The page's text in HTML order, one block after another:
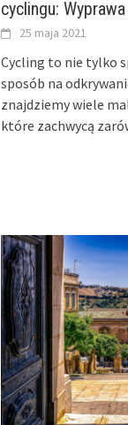
cyclingu:
25 maja 2021
Cycling to nie tylko
sposób na
znajdziemy wiele
które zachwycą